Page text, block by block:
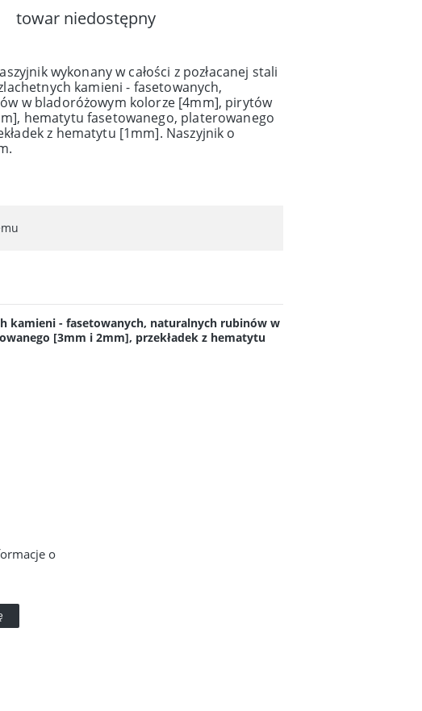
towar niedostępny
wykonany w całości z pozłacanej stali
kamieni - fasetowanych,
w bladoróżowym kolorze [4mm], pirytów
hematytu fasetowanego, platerowanego
z hematytu [1mm]. Naszyjnik o
kamieni - fasetowanych, naturalnych rubinów w
[3mm i 2mm], przekładek z hematytu
o